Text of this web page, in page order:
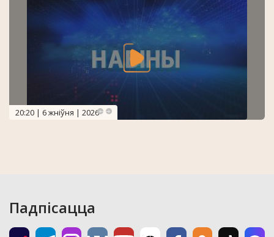
20:20 | 6 жніўня | 2026
Падпісацца